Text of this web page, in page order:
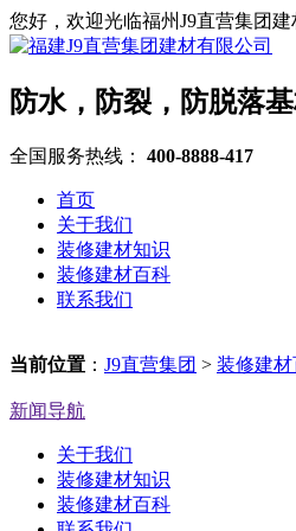
您好，欢迎光临福州J9直营集团建
防水，防裂，防脱落
全国服务热线： 400-8888-417
首页
关于我们
装修建材知识
装修建材百科
联系我们
当前位置 ： J9直营集团 > 装修建
新闻导航
关于我们
装修建材知识
装修建材百科